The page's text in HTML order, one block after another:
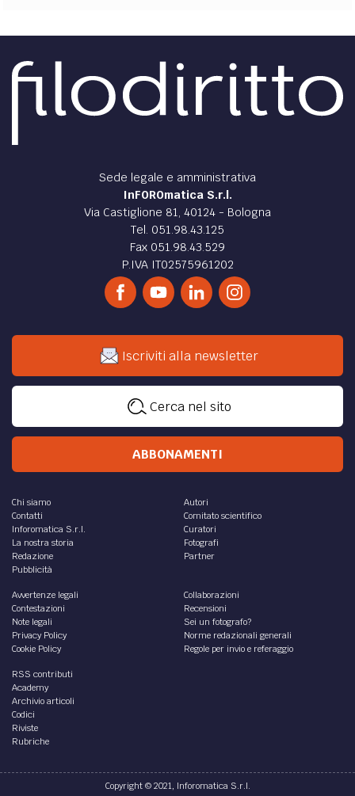
Sede legale e amministrativa
InFOROmatica S.r.l.
Via Castiglione 81, 40124 - Bologna
Tel. 051.98.43.125
Fax 051.98.43.529
P.IVA IT02575961202
Iscriviti alla newsletter
Cerca nel sito
ABBONAMENTI
Chi siamo
Contatti
Inforomatica S.r.l.
La nostra storia
Redazione
Pubblicità
Autori
Comitato scientifico
Curatori
Fotografi
Partner
Avvertenze legali
Contestazioni
Note legali
Privacy Policy
Cookie Policy
Collaborazioni
Recensioni
Sei un fotografo?
Norme redazionali generali
Regole per invio e referaggio
RSS contributi
Academy
Archivio articoli
Codici
Riviste
Rubriche
Copyright © 2021, Inforomatica S.r.l.